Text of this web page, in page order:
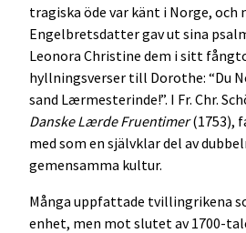
tragiska öde var känt i Norge, och
Engelbretsdatter gav ut sina
Leonora Christine dem i sitt
hyllningsverser till Dorothe: “Du
sand Lærmesterinde!”. I Fr. Chr.
Danske Lærde Fruentimer(1753),
med som en självklar del av
gemensamma kultur.
Många uppfattade tvillingrikena
enhet, men mot slutet av 1700-